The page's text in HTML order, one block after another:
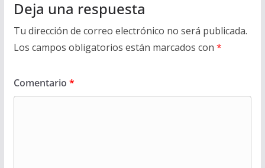
Deja una respuesta
Tu dirección de correo electrónico no será publicada.
Los campos obligatorios están marcados con *
Comentario *